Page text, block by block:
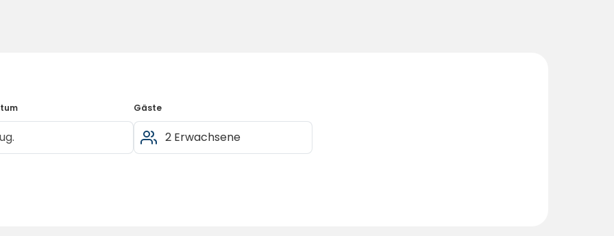
denen Sie die Gegend erkunden und die schöne Natur genießen können. Wer gerne angelt,
Seen auswerfen und sich am Wasser entspannen.
Gäste